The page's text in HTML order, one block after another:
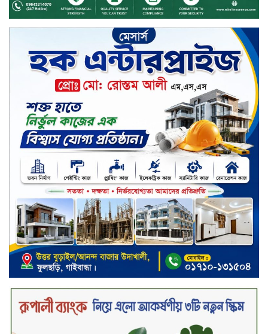
শিক্ষার্থীদের জন্য দারাজে এক্সক্লুসিভ
ডিসকাউন্ট নিয়ে আসছে রিয়েলমি
সি১০০এক্স
পরিবারের কাছে কিশোরের কান্নাজড়িত
কণ্ঠ শোনিয়ে ১২ লাখ টাকা মুক্তিপণ
দাবি, টাকা না পেয়ে শ্বাসরোধে হত্যা—
আলোচিত রাফিজ হত্যা মামলার অন্যতম
আসামি গাজীপুর থেকে গ্রেফতার
নড়াইলে বিএনপির ৬ নেতার
বহিষ্কারাদেশ প্রত্যাহার
দেশজুড়ে কেনাকাটায় সেরা অফার, ব্র্যান্ড
রাশ আওয়ার এবং এক্সক্লুসিভ পেমেন্ট
ডিসকাউন্ট নিয়ে এলো দারাজ ৮.৮ গ্রেট
৮ সেল
টাঙ্গাইল জেলা পরিষদের ২৩লাখ টাকার
অনুদান বিতরণ
ডিজিটাল স্ক্রিন ছেড়ে ফসলের মাঠে
শিক্ষার্থীরা; টাঙ্গাইলের মহিষমারা কলেজে
খুন্তি-কোদালে তরুণদের নতুন বিপ্লব!